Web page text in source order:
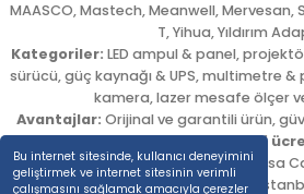
Bu internet sitesinde, kullanıcı deneyimini
geliştirmek ve internet sitesinin verimli
çalışmasını sağlamak amacıyla çerezler
MAASCO, Mastech, Meanwell, Mervesan,
T, Yihua, Yıldırım
Kategoriler: LED ampul & panel,
sürücü, güç kaynağı & UPS, multimetre
kamera, lazer mesafe ölçer
Avantajlar: Orijinal ve garantili ürün,
destek,5.000 TL üzeri
Adres: Emekyemez Mah. Okçumusa
No:22/58,Beyoğlu/